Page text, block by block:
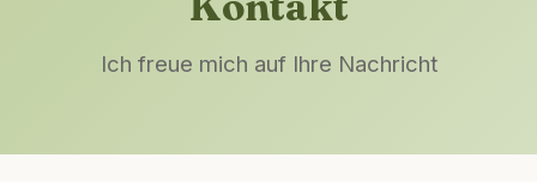
Ich freue mich auf Ihre Nachricht